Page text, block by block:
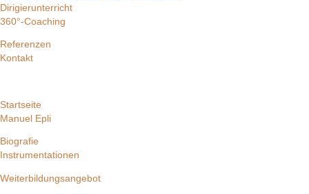
Dirigierunterricht
360°-Coaching
Referenzen
Kontakt
Startseite
Manuel Epli
Biografie
Instrumentationen
Weiterbildungsangebot